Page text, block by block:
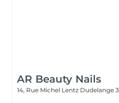
AR Beauty Nails
14, Rue Michel Lentz Dudelange